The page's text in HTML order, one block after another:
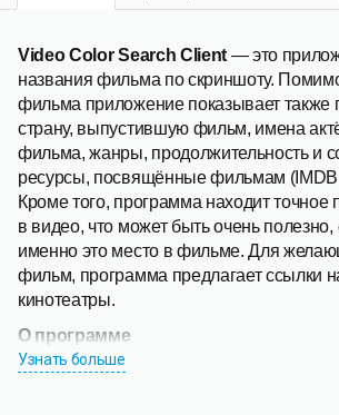
Video Color Search Client — это
названия фильма по скриншоту.
фильма приложение показывает также
страну, выпустившую фильм, имена
фильма, жанры, продолжительность и
ресурсы, посвящённые фильмам (IMDB
Кроме того, программа находит точное
в видео, что может быть очень
именно это место в фильме. Для
фильм, программа предлагает ссылки
кинотеатры.
О программе
ПрограммаVideo Color Search Client
Узнать больше